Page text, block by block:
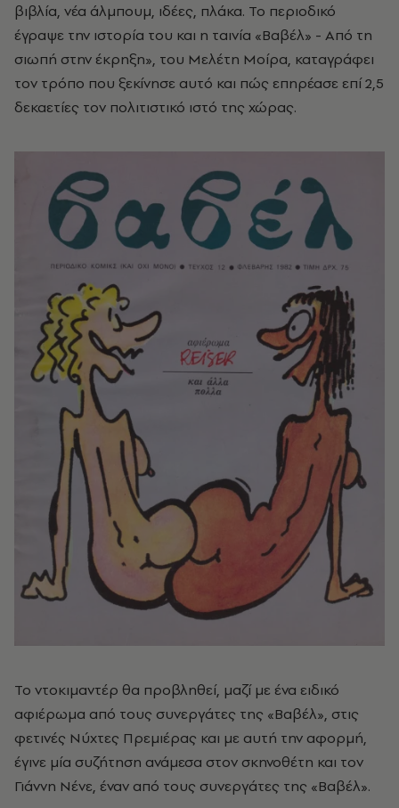
βιβλία, νέα άλμπουμ, ιδέες, πλάκα. Το περιοδικό
έγραψε την ιστορία του και η ταινία «Βαβέλ» - Από τη
σιωπή στην έκρηξη», του Μελέτη Μοίρα, καταγράφει
τον τρόπο που ξεκίνησε αυτό και πώς επηρέασε επί 2,5
δεκαετίες τον πολιτιστικό ιστό της χώρας.
Το ντοκιμαντέρ θα προβληθεί, μαζί με ένα ειδικό
αφιέρωμα από τους συνεργάτες της «Βαβέλ», στις
φετινές Νύχτες Πρεμιέρας και με αυτή την αφορμή,
έγινε μία συζήτηση ανάμεσα στον σκηνοθέτη και τον
Γιάννη Νένε, έναν από τους συνεργάτες της «Βαβέλ».